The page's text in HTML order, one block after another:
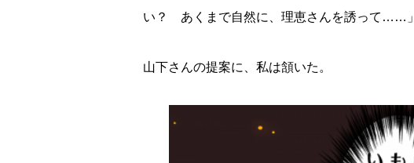
い？ あくまで自然に、理恵さんを誘って……」
山下さんの提案に、私は頷いた。